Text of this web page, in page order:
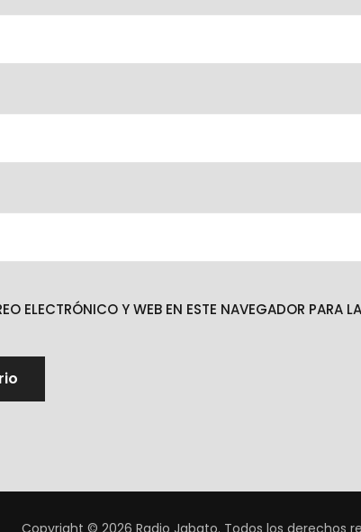
ELECTRÓNICO Y WEB EN ESTE NAVEGADOR PARA
Copyright © 2026 Radio Jabato. Todos los derechos